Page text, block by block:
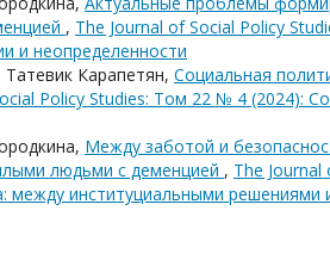
, The Journal of Social Policy
и неопределенности
Карапетян, Социальная
Policy Studies: Том 22 № 4 (2024):
Между заботой и
людьми с деменцией , The
между институциальными решениями